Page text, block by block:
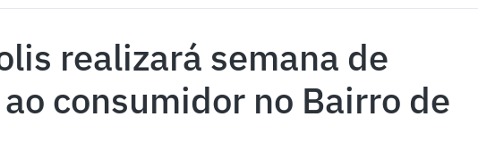
realizará semana de
consumidor no Bairro de